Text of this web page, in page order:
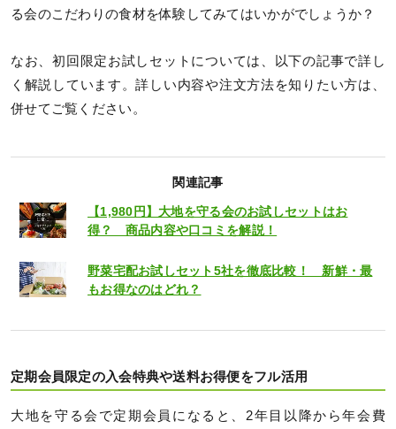
る会のこだわりの食材を体験してみてはいかがでしょうか？
なお、初回限定お試しセットについては、以下の記事で詳し
く解説しています。詳しい内容や注文方法を知りたい方は、
併せてご覧ください。
関連記事
【1,980円】大地を守る会のお試しセットはお
得？ 商品内容や口コミを解説！
野菜宅配お試しセット5社を徹底比較！ 新鮮・最
もお得なのはどれ？
定期会員限定の入会特典や送料お得便をフル活用
大地を守る会で定期会員になると、2年目以降から年会費